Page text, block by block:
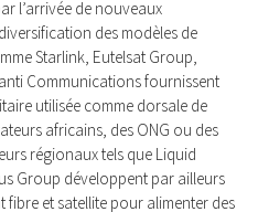
l’arrivée de nouveaux
des modèles de
Starlink, Eutelsat Group,
Communications fournissent
utilisée comme dorsale de
africains, des ONG ou des
régionaux tels que Liquid
Group développent par ailleurs
et satellite pour alimenter des